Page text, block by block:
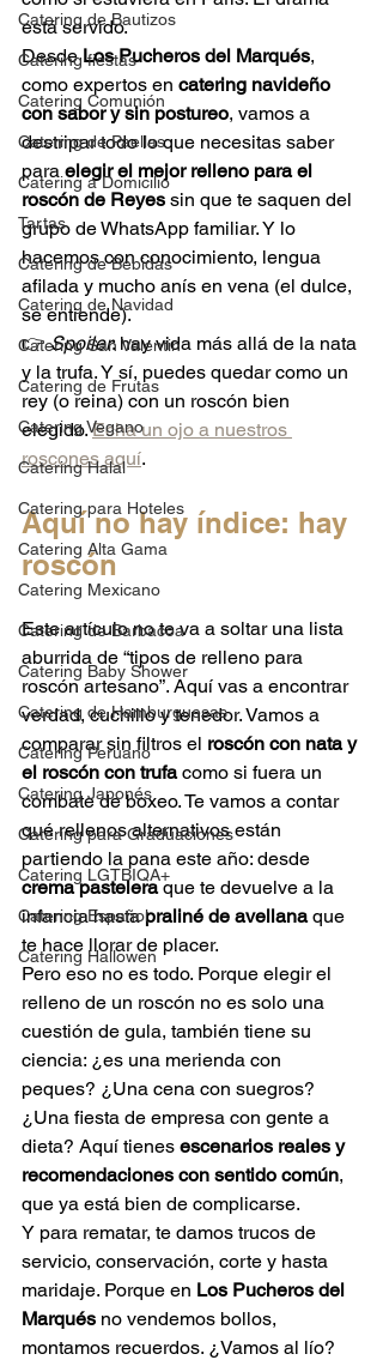
Catering de Bautizos
Catering fiestas
Catering Comunión
Catering de Paellas
Catering a Domicilio
Tartas
Catering de Bebidas
Catering de Navidad
Catering San Valentin
Catering de Frutas
Catering Vegano
Catering Halal
Catering para Hoteles
Catering Alta Gama
Catering Mexicano
Catering de Barbacoa
Catering Baby Shower
Catering de Hamburguesas
Catering Peruano
Catering Japonés
Catering para Graduaciones
Catering LGTBIQA+
Catering Español
Catering Hallowen
está servido.
Desde Los Pucheros del Marqués,
como expertos en catering navideño
con sabor y sin postureo, vamos a
destripar todo lo que necesitas saber
para elegir el mejor relleno para el
roscón de Reyes sin que te saquen del
grupo de WhatsApp familiar. Y lo
hacemos con conocimiento, lengua
afilada y mucho anís en vena (el dulce,
se entiende).
👉 Spoiler: hay vida más allá de la nata
y la trufa. Y sí, puedes quedar como un
rey (o reina) con un roscón bien
elegido. Echa un ojo a nuestros
roscones aquí.
Aquí no hay índice: hay
roscón
Este artículo no te va a soltar una lista
aburrida de “tipos de relleno para
roscón artesano”. Aquí vas a encontrar
verdad, cuchillo y tenedor. Vamos a
comparar sin filtros el roscón con nata y
el roscón con trufa como si fuera un
combate de boxeo. Te vamos a contar
qué rellenos alternativos están
partiendo la pana este año: desde
crema pastelera que te devuelve a la
infancia hasta praliné de avellana que
te hace llorar de placer.
Pero eso no es todo. Porque elegir el
relleno de un roscón no es solo una
cuestión de gula, también tiene su
ciencia: ¿es una merienda con
peques? ¿Una cena con suegros?
¿Una fiesta de empresa con gente a
dieta? Aquí tienes escenarios reales y
recomendaciones con sentido común,
que ya está bien de complicarse.
Y para rematar, te damos trucos de
servicio, conservación, corte y hasta
maridaje. Porque en Los Pucheros del
Marqués no vendemos bollos,
montamos recuerdos. ¿Vamos al lío?